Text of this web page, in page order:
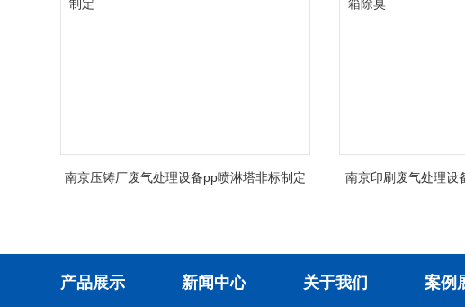
南京压铸厂废气处理设备pp喷淋塔非标制定
南京印刷废气处理设
产品展示 新闻中心 关于我们 案例